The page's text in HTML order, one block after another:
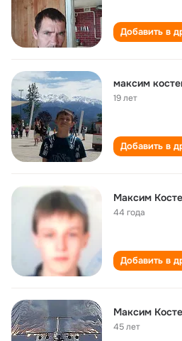
Добавить в
максим
19 лет
Добавить в
Максим
44 года
Добавить в
Максим
45 лет